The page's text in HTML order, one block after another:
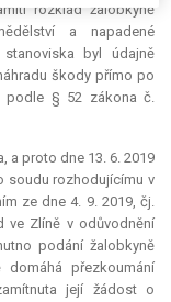
rozklad žalobkyně
a napadené
byl údajně
škody přímo po
podle § 52 zákona č.
a proto dne 13. 6. 2019
soudu rozhodujícímu v
ze dne 4. 9. 2019, čj.
ve Zlíně v odůvodnění
podání žalobkyně
přezkoumání
její žádost o